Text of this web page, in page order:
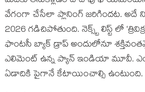
వేగంగా చేసేలా ప్లానింగ్ జరిగిందట. అదే
2026 గడిచిపోతుంది. నెక్స్ట్ లిస్ట్ లో
ఫాంటసీ బ్యాక్ డ్రాప్ అందులోనూ
ఎలిమెంట్ ఉన్న ప్యాన్ ఇండియా మూవీ.
ఏడాదికి పైగానే కేటాయించాల్సి ఉంటుంది.